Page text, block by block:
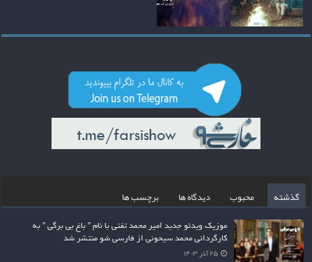
گذشته محبوب دیدگاه ها برچسب ها
موزیک ویدئو جدید امیر محمد تفتی با نام ” باغ بی برگی ” به
کارگردانی محمد سیحونی از فارسی شو منتشر شد
۲۵ آذر ۱۴۰۳